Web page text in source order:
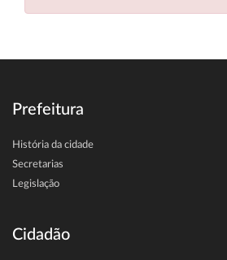
Prefeitura
História da cidade
Secretarias
Legislação
Cidadão